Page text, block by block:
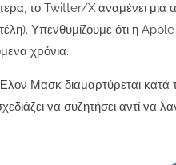
το Twitter/X αναμένει
Υπενθυμίζουμε ότι η
χρόνια.
Μασκ διαμαρτύρεται
να συζητήσει αντί να